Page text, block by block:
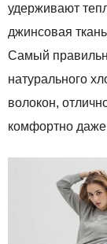
удерживают
джинсовая
Самый
натурального
волокон,
комфортно даже